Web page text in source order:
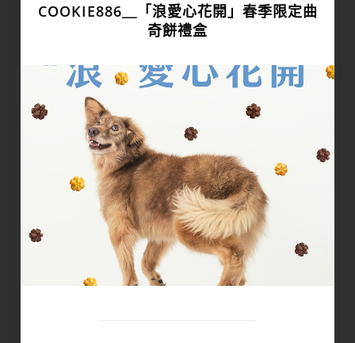
COOKIE886＿「浪愛心花開」春季限定曲
奇餅禮盒